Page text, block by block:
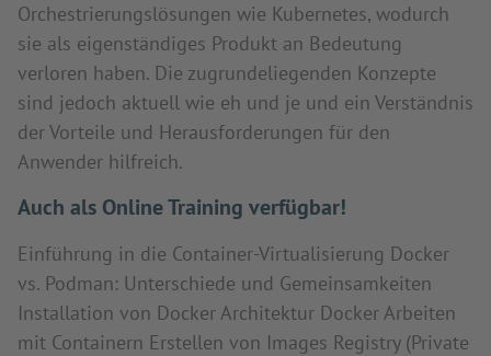
Orchestrierungslösungen wie Kubernetes, wodurch
sie als eigenständiges Produkt an Bedeutung
verloren haben. Die zugrundeliegenden Konzepte
sind jedoch aktuell wie eh und je und ein Verständnis
der Vorteile und Herausforderungen für den
Anwender hilfreich.
Auch als Online Training verfügbar!
Einführung in die Container-Virtualisierung Docker
vs. Podman: Unterschiede und Gemeinsamkeiten
Installation von Docker Architektur Docker Arbeiten
mit Containern Erstellen von Images Registry (Private